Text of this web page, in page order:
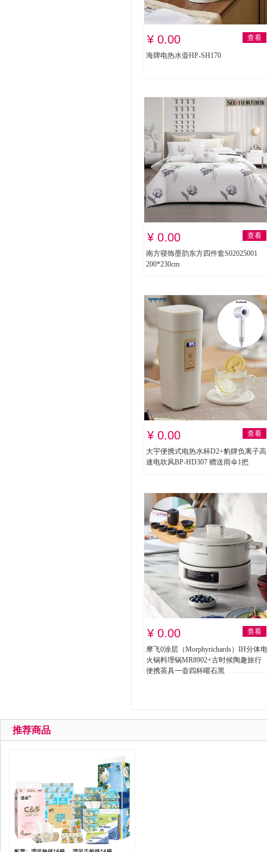
¥ 0.00 查看
海牌电热水壶HP-SH170
¥ 0.00 查看
南方寝饰墨韵东方四件套S02025001
200*230cm
¥ 0.00 查看
大宇便携式电热水杯D2+豹牌负离子高
速电吹风BP-HD307 赠送雨伞1把
¥ 0.00 查看
摩飞0涂层（Morphyrichards）IH分体电
火锅料理锅MR8902+古时候陶趣旅行
便携茶具一壶四杯曜石黑
推荐商品